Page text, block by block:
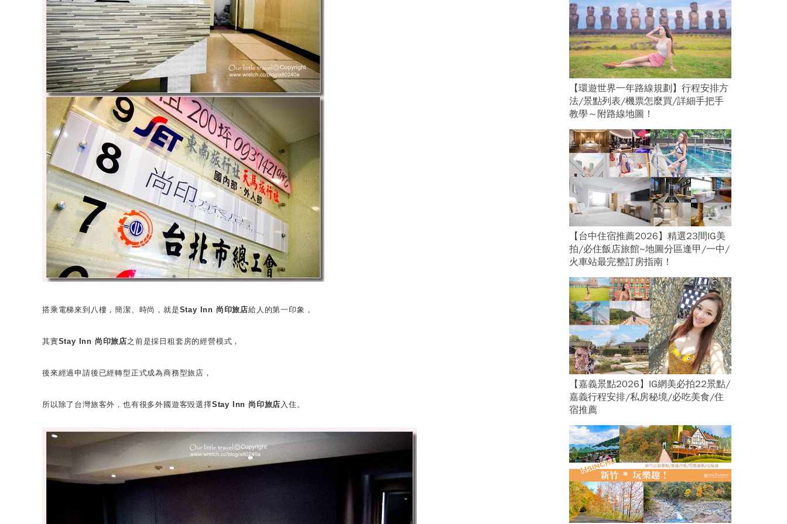
搭乘電梯來到八樓，簡潔、時尚，就是Stay Inn 尚印旅店給人的第一印象，
其實Stay Inn 尚印旅店之前是採日租套房的經營模式，
後來經過申請後已經轉型正式成為商務型旅店，
所以除了台灣旅客外，也有很多外國遊客毀選擇Stay Inn 尚印旅店 入住。
【環遊世界一年路線規劃】行程安排方
法/景點列表/機票怎麼買/詳細手把手
教學～附路線地圖！
【台中住宿推薦2026】精選23間IG美
拍/必住飯店旅館~地圖分區逢甲/一中/
火車站最完整訂房指南！
【嘉義景點2026】IG網美必拍22景點/
嘉義行程安排/私房秘境/必吃美食/住
宿推薦